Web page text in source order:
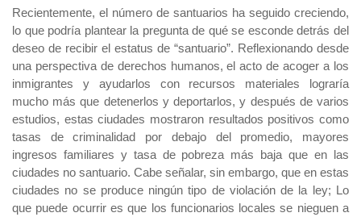
Recientemente, el número de santuarios ha seguido creciendo,
lo que podría plantear la pregunta de qué se esconde detrás del
deseo de recibir el estatus de “santuario”. Reflexionando desde
una perspectiva de derechos humanos, el acto de acoger a los
inmigrantes y ayudarlos con recursos materiales lograría
mucho más que detenerlos y deportarlos, y después de varios
estudios, estas ciudades mostraron resultados positivos como
tasas de criminalidad por debajo del promedio, mayores
ingresos familiares y tasa de pobreza más baja que en las
ciudades no santuario. Cabe señalar, sin embargo, que en estas
ciudades no se produce ningún tipo de violación de la ley; Lo
que puede ocurrir es que los funcionarios locales se nieguen a